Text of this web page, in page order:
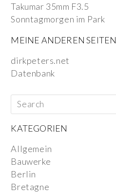
Takumar 35mm F3.5
Sonntagmorgen im Park
MEINE ANDEREN SEITEN
dirkpeters.net
Datenbank
KATEGORIEN
Allgemein
Bauwerke
Berlin
Bretagne